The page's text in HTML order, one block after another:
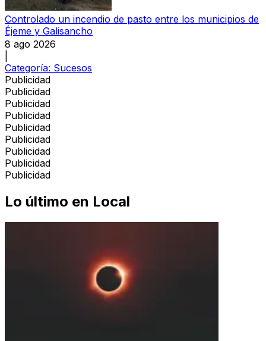
Controlado un incendio de pasto entre los municipios de
Éjeme y Galisancho
8 ago 2026
Categoría: Sucesos
Publicidad
Publicidad
Publicidad
Publicidad
Publicidad
Publicidad
Publicidad
Publicidad
Publicidad
Lo último en Local